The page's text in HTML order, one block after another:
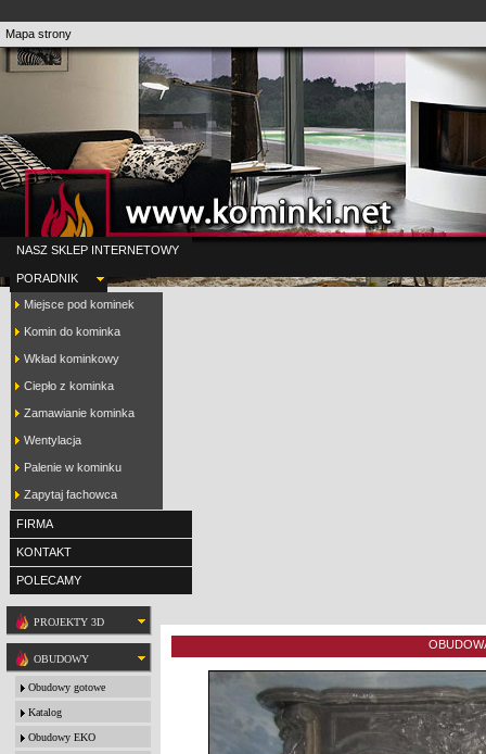
Mapa strony
NASZ SKLEP INTERNETOWY
PORADNIK
Miejsce pod kominek
Komin do kominka
Wkład kominkowy
Ciepło z kominka
Zamawianie kominka
Wentylacja
Palenie w kominku
Zapytaj fachowca
FIRMA
KONTAKT
POLECAMY
PROJEKTY 3D
OBUDOWY
Obudowy gotowe
Katalog
Obudowy EKO